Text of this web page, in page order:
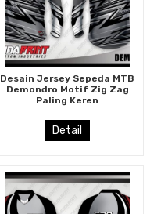
Desain Jersey Sepeda MTB
Demondro Motif Zig Zag
Paling Keren
Detail